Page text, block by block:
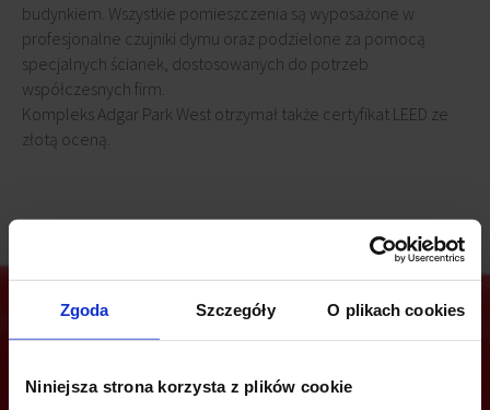
Zgoda Szczegóły O plikach cookies
Niniejsza strona korzysta z plików cookie
budynkiem. Wszystkie pomieszczenia są wyposażone w
profesjonalne czujniki dymu oraz podzielone za pomocą
specjalnych ścianek, dostosowanych do potrzeb
współczesnych firm.
Kompleks Adgar Park West otrzymał także certyfikat LEED ze
złotą oceną.
Jesteś zainteresowany tą ofertą?